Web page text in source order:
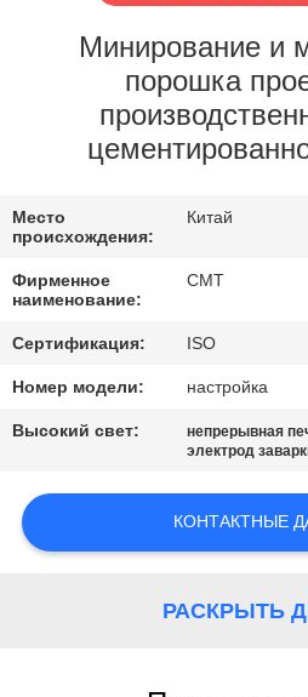
ФАБРИКЕ
КОНТРОЛЬ
КАЧЕСТВА
СВЯЖИТЕСЬ
С
НАМИ
БЛОГ
ЗАПРОС
Минирование и
порошка
Место
происхождения:
Китай
Фирменное
наименование:
CMT
Сертификация: ISO
Номер модели: настройка
Высокий свет: непрерывная
электрод
КОНТАКТНЫЕ
РАСКРЫТЬ